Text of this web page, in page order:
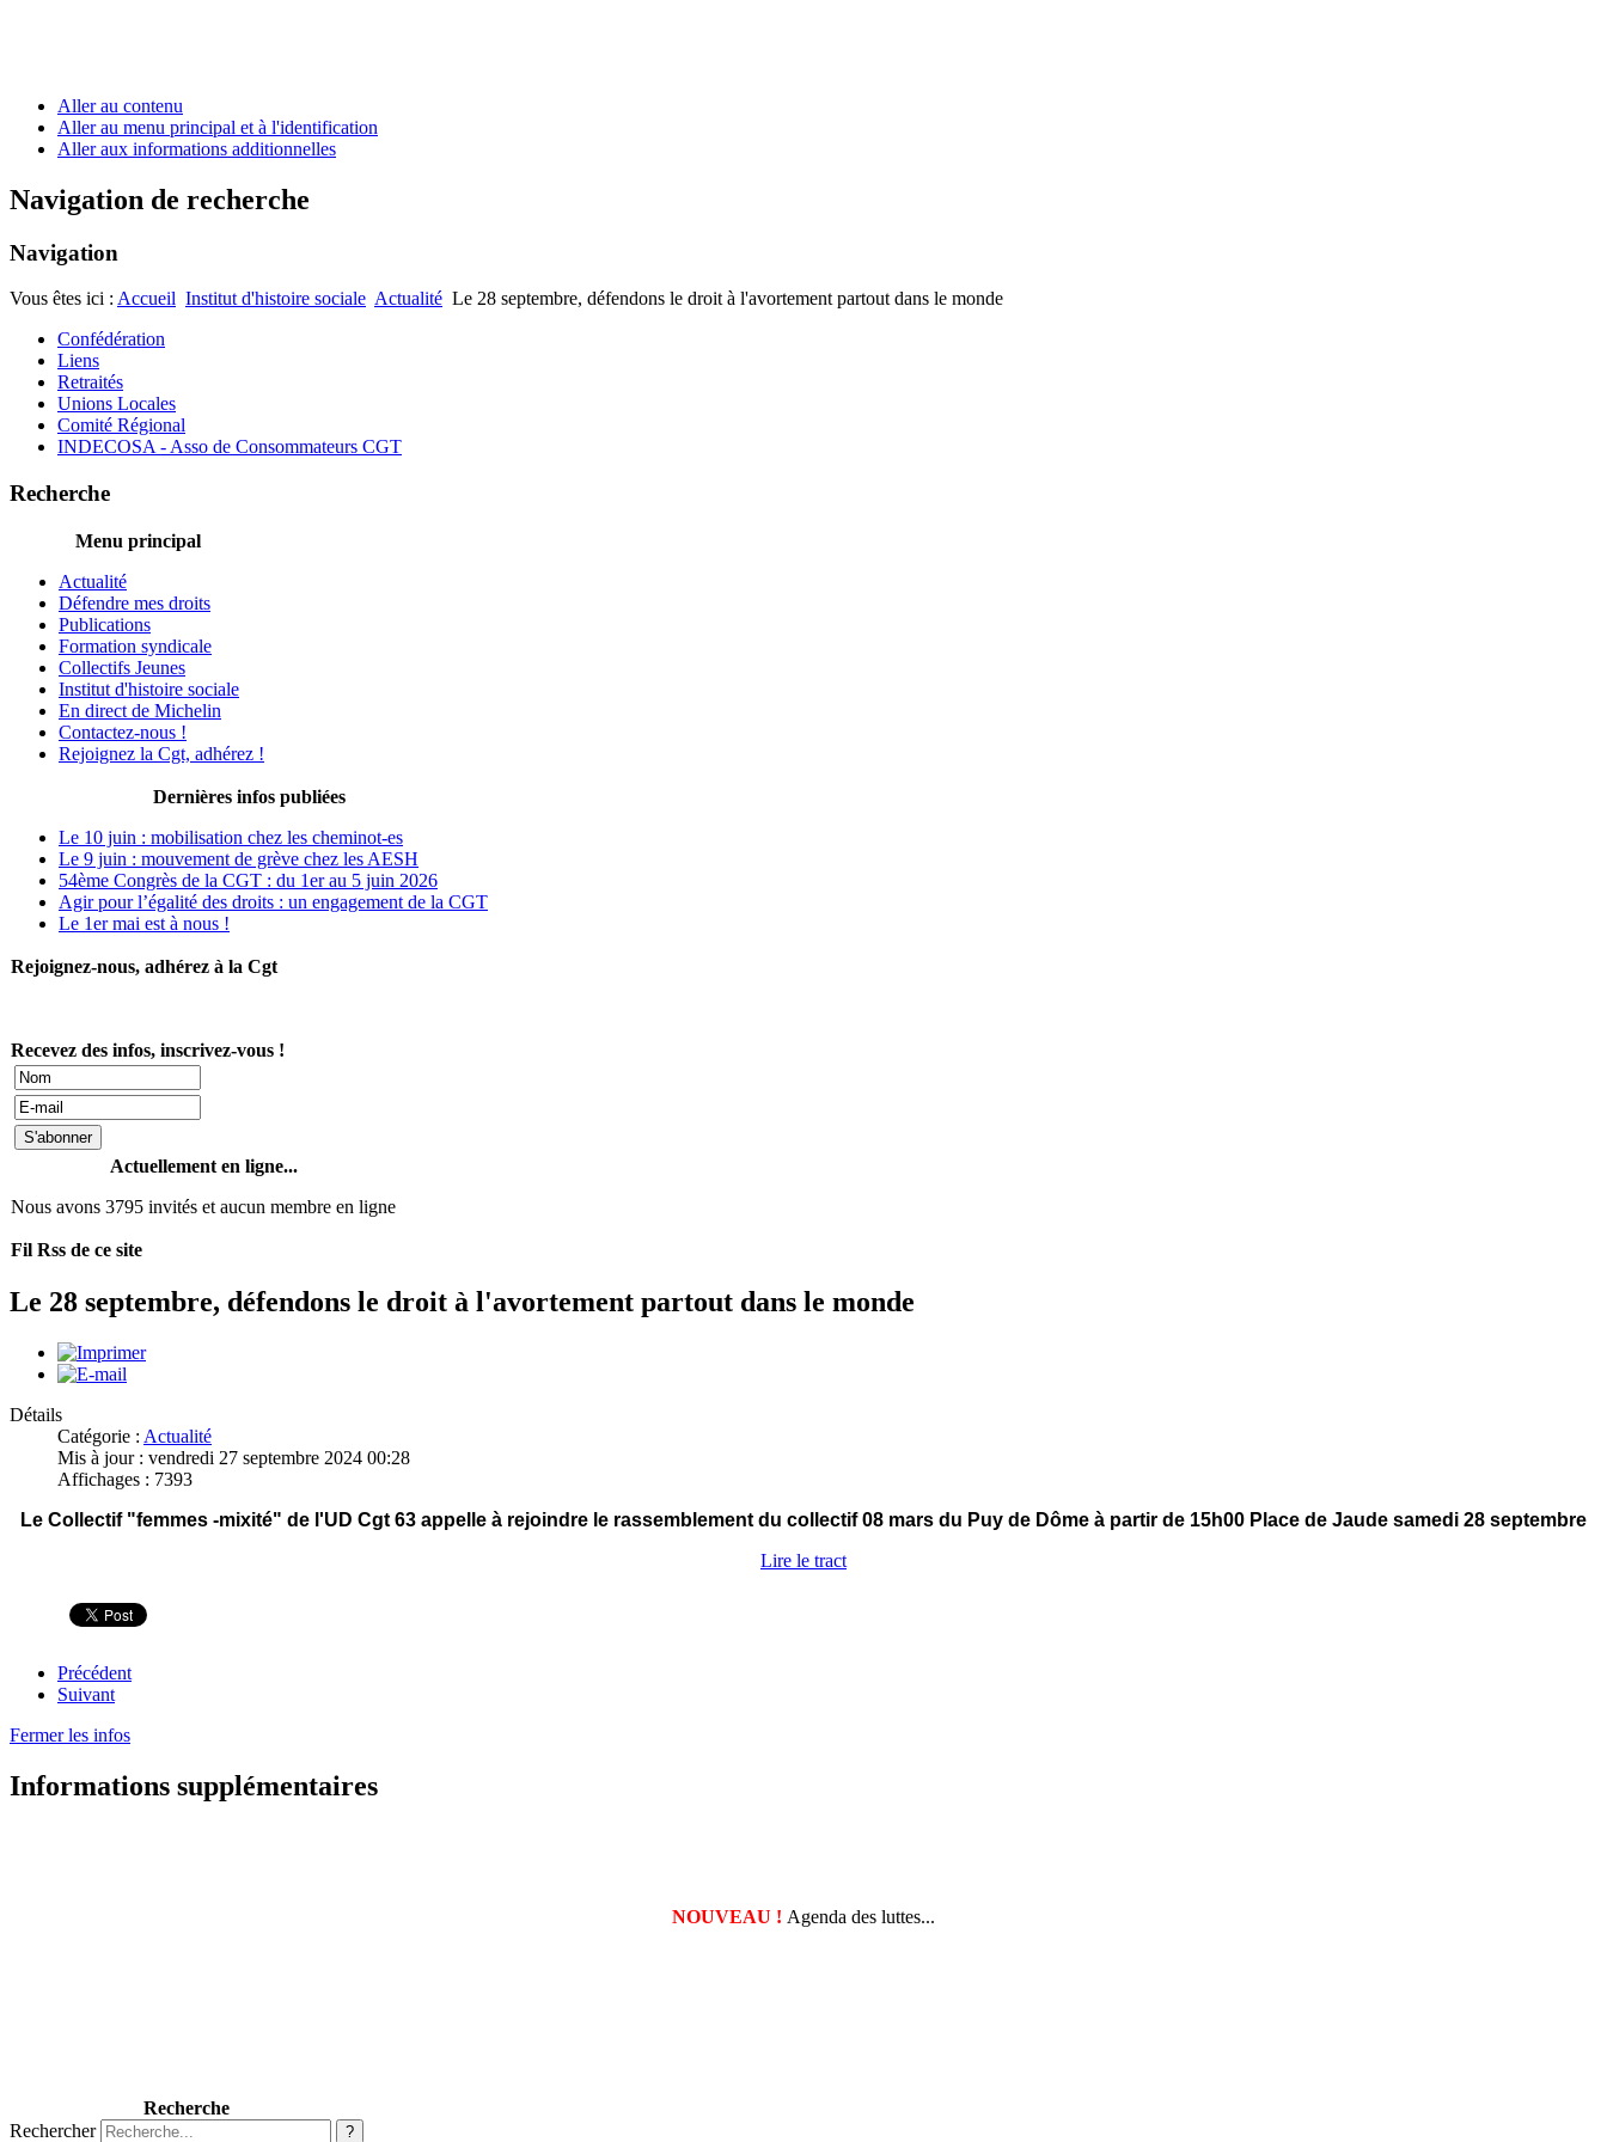
Aller au contenu
Aller au menu principal et à l'identification
Aller aux informations additionnelles
Navigation de recherche
Navigation
Vous êtes ici : Accueil Institut d'histoire sociale Actualité Le 28 septembre, défendons le droit à l'avortement partout dans le monde
Confédération
Liens
Retraités
Unions Locales
Comité Régional
INDECOSA - Asso de Consommateurs CGT
Recherche
Menu principal
Actualité
Défendre mes droits
Publications
Formation syndicale
Collectifs Jeunes
Institut d'histoire sociale
En direct de Michelin
Contactez-nous !
Rejoignez la Cgt, adhérez !
Dernières infos publiées
Le 10 juin : mobilisation chez les cheminot-es
Le 9 juin : mouvement de grève chez les AESH
54ème Congrès de la CGT : du 1er au 5 juin 2026
Agir pour l’égalité des droits : un engagement de la CGT
Le 1er mai est à nous !
Rejoignez-nous, adhérez à la Cgt
Recevez des infos, inscrivez-vous !
Actuellement en ligne...
Nous avons 3795 invités et aucun membre en ligne
Fil Rss de ce site
Le 28 septembre, défendons le droit à l'avortement partout dans le monde
Détails
Catégorie : Actualité
Mis à jour : vendredi 27 septembre 2024 00:28
Affichages : 7393
Le Collectif "femmes -mixité" de l'UD Cgt 63 appelle à rejoindre le rassemblement du collectif 08 mars du Puy de Dôme à partir de 15h00 Place de Jaude samedi 28 septembre
Lire le tract
Précédent
Suivant
Fermer les infos
Informations supplémentaires
NOUVEAU ! Agenda des luttes...
Recherche
Rechercher
?